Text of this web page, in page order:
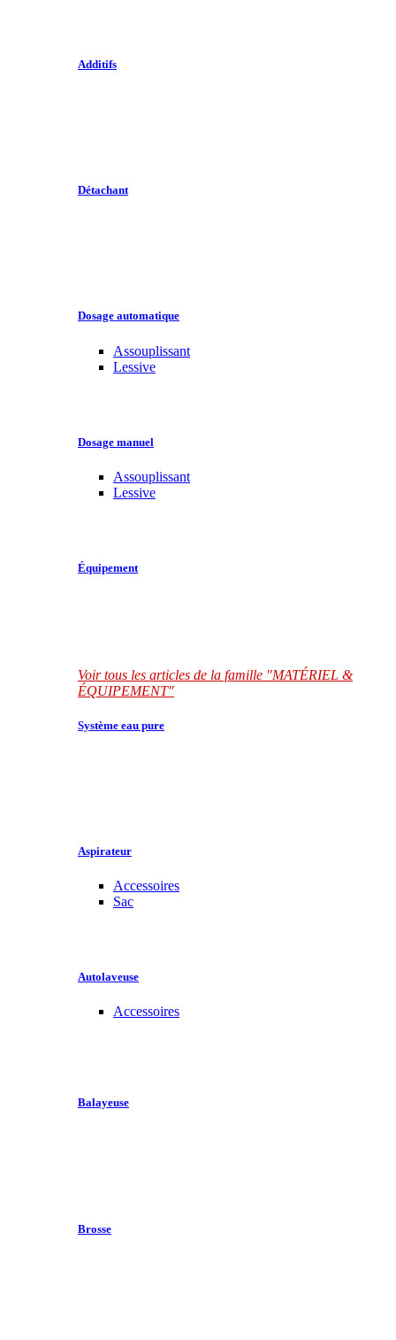
Additifs
Détachant
Dosage automatique
Assouplissant
Lessive
Dosage manuel
Assouplissant
Lessive
Équipement
Voir tous les articles de la famille "MATÉRIEL &
ÉQUIPEMENT"
Système eau pure
Aspirateur
Accessoires
Sac
Autolaveuse
Accessoires
Balayeuse
Brosse